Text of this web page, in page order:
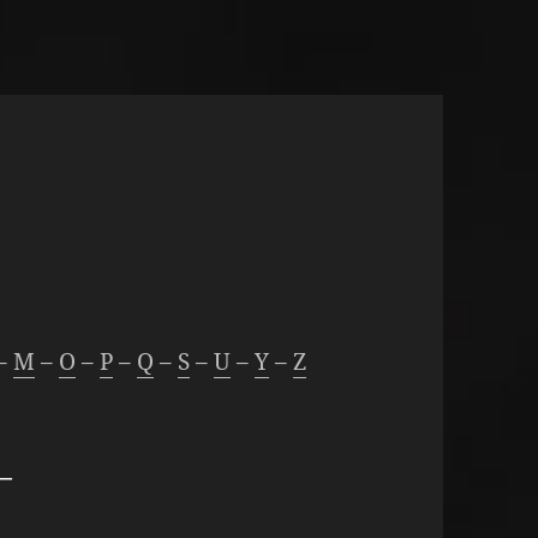
M – O –P– Q – S–U–Y–Z